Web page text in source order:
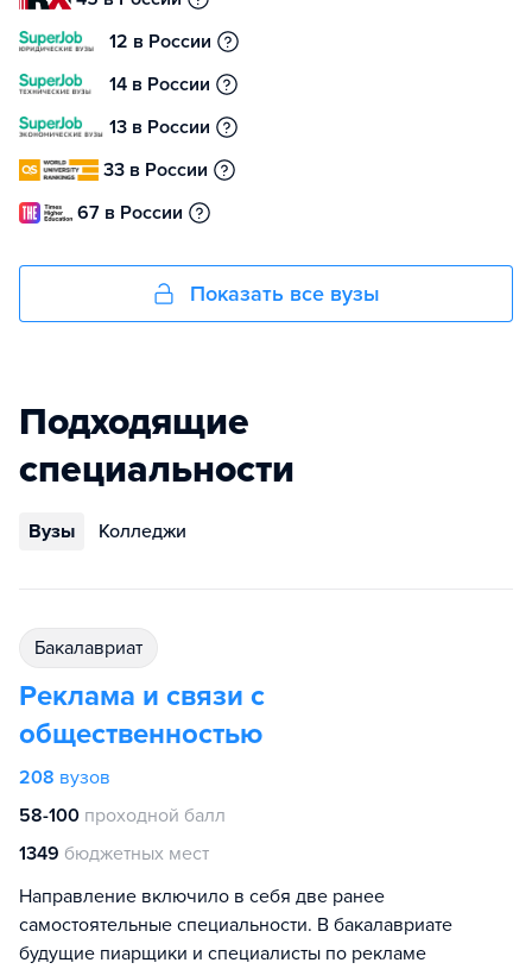
12 в России
14 в России
13 в России
33 в России
67 в России
Показать все вузы
Подходящие
специальности
Вузы Колледжи
бакалавриат
Реклама и связи с
общественностью
208 вузов
58-100 проходной балл
1349 бюджетных мест
Направление включило в себя две ранее
самостоятельные специальности. В бакалавриате
будущие пиарщики и специалисты по рекламе